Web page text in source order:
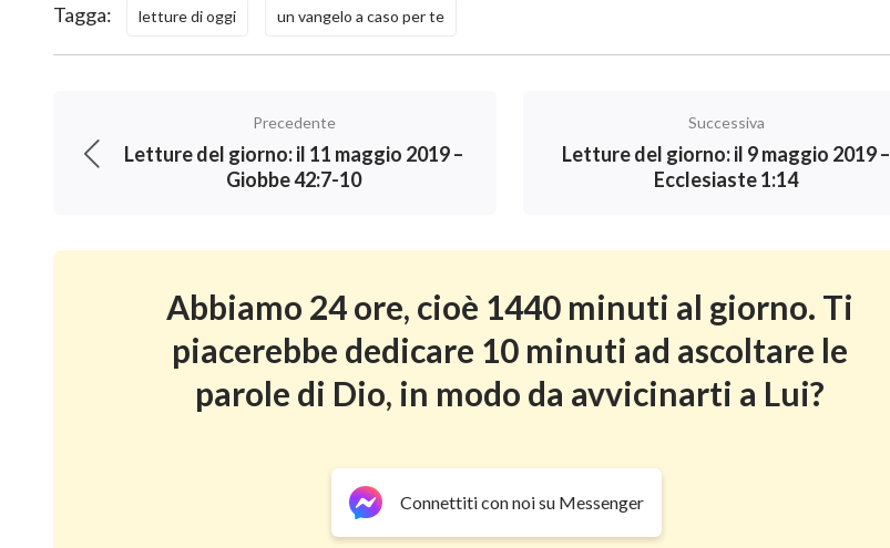
Tagga: letture di oggi un vangelo a caso per te
Precedente
Letture del giorno: il 11 maggio 2019 –
Giobbe 42:7-10
Successiva
Letture del giorno: il 9 maggio 2019 –
Ecclesiaste 1:14
Abbiamo 24 ore, cioè 1440 minuti al giorno. Ti
piacerebbe dedicare 10 minuti ad ascoltare le
parole di Dio, in modo da avvicinarti a Lui?
Connettiti con noi su Messenger